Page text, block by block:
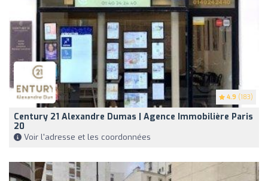
4.9 (183)
Century 21 Alexandre Dumas | Agence Immobilière Paris
20
Voir l'adresse et les coordonnées